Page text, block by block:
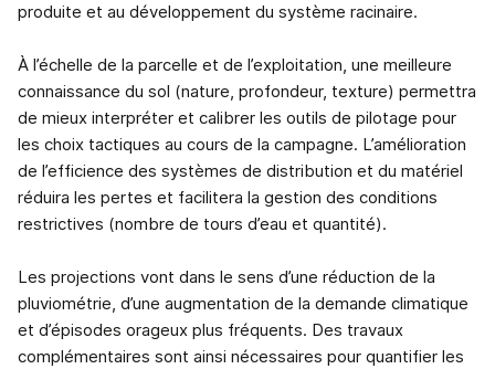
produite et au développement du système racinaire.
À l’échelle de la parcelle et de l’exploitation, une meilleure
connaissance du sol (nature, profondeur, texture) permettra
de mieux interpréter et calibrer les outils de pilotage pour
les choix tactiques au cours de la campagne. L’amélioration
de l’efficience des systèmes de distribution et du matériel
réduira les pertes et facilitera la gestion des conditions
restrictives (nombre de tours d’eau et quantité).
Les projections vont dans le sens d’une réduction de la
pluviométrie, d’une augmentation de la demande climatique
et d’épisodes orageux plus fréquents. Des travaux
complémentaires sont ainsi nécessaires pour quantifier les